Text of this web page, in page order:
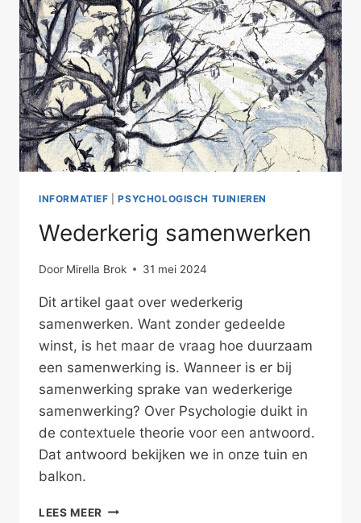
INFORMATIEF |PSYCHOLOGISCH TUINIEREN
Wederkerig samenwerken
Door Mirella Brok 31 mei 2024
Dit artikel gaat over wederkerig
samenwerken. Want zonder gedeelde
winst, is het maar de vraag hoe duurzaam
een samenwerking is. Wanneer is er bij
samenwerking sprake van wederkerige
samenwerking? Over Psychologie duikt in
de contextuele theorie voor een antwoord.
Dat antwoord bekijken we in onze tuin en
balkon.
LEES MEER WEDERKERIG